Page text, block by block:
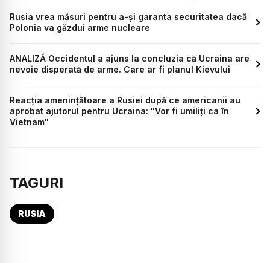
Rusia vrea măsuri pentru a-şi garanta securitatea dacă
Polonia va găzdui arme nucleare
ANALIZĂ Occidentul a ajuns la concluzia că Ucraina are
nevoie disperată de arme. Care ar fi planul Kievului
Reacția amenințătoare a Rusiei după ce americanii au
aprobat ajutorul pentru Ucraina: "Vor fi umiliți ca în
Vietnam"
TAGURI
RUSIA